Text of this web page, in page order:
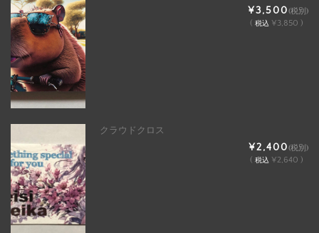
¥3,500(税別)
( 税込 ¥3,850 )
クラウドクロス
¥2,400(税別)
( 税込 ¥2,640 )